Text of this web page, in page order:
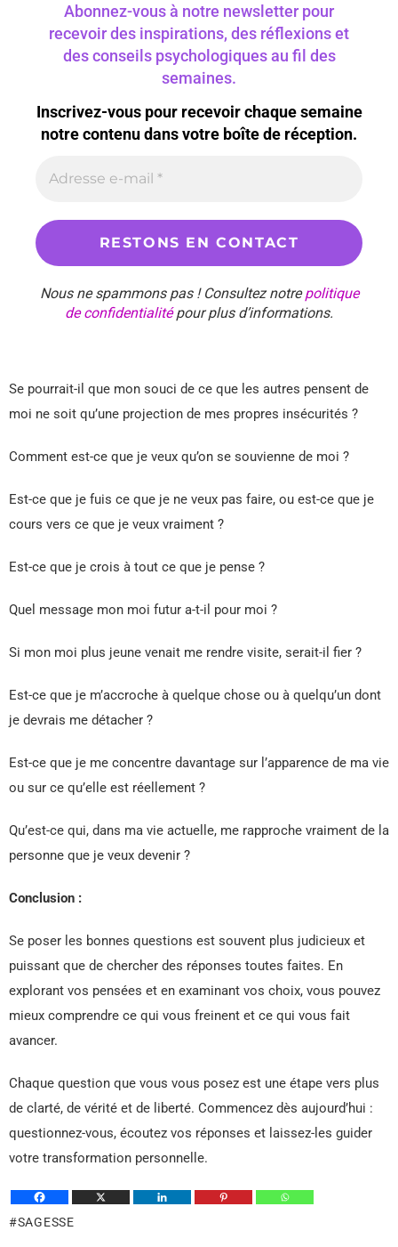
Abonnez-vous à notre newsletter pour
recevoir des inspirations, des réflexions et
des conseils psychologiques au fil des
semaines.
Inscrivez-vous pour recevoir chaque semaine
notre contenu dans votre boîte de réception.
Nous ne spammons pas ! Consultez notrepolitique
de confidentialitépour plus d’informations.
Se pourrait-il que mon souci de ce que les autres pensent de
moi ne soit qu’une projection de mes propres insécurités ?
Comment est-ce que je veux qu’on se souvienne de moi ?
Est-ce que je fuis ce que je ne veux pas faire, ou est-ce que je
cours vers ce que je veux vraiment ?
Est-ce que je crois à tout ce que je pense ?
Quel message mon moi futur a-t-il pour moi ?
Si mon moi plus jeune venait me rendre visite, serait-il fier ?
Est-ce que je m’accroche à quelque chose ou à quelqu’un dont
je devrais me détacher ?
Est-ce que je me concentre davantage sur l’apparence de ma vie
ou sur ce qu’elle est réellement ?
Qu’est-ce qui, dans ma vie actuelle, me rapproche vraiment de la
personne que je veux devenir ?
Conclusion :
Se poser les bonnes questions est souvent plus judicieux et
puissant que de chercher des réponses toutes faites. En
explorant vos pensées et en examinant vos choix, vous pouvez
mieux comprendre ce qui vous freinent et ce qui vous fait
avancer.
Chaque question que vous vous posez est une étape vers plus
de clarté, de vérité et de liberté. Commencez dès aujourd’hui :
questionnez-vous, écoutez vos réponses et laissez-les guider
votre transformation personnelle.
SAGESSE